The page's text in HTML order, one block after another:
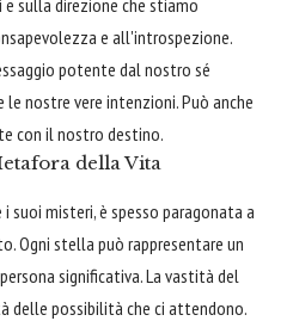
e all'introspezione.
potente dal nostro sé
le nostre vere intenzioni. Può anche
con il nostro destino.
della Vita
suoi misteri, è spesso paragonata a
Ogni stella può rappresentare un
significativa. La vastità del
delle possibilità che ci attendono.